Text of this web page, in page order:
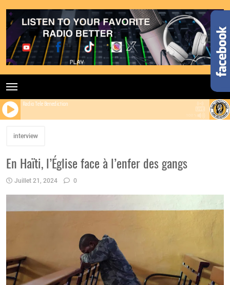
Radio Tele Benediction
interview
En Haïti, l’Église face à l’enfer des gangs
Juillet 21, 2024 0